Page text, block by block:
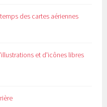
des cartes aériennes
et d'icônes libres